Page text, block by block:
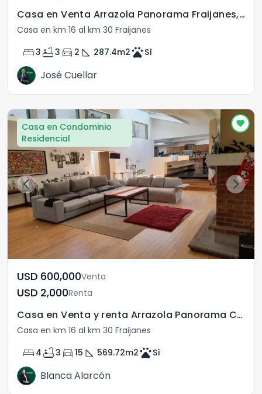
Casa en Venta Arrazola Panorama Fraijanes, Guatemala
Casa en km 16 al km 30 Fraijanes
bed3 bathtub3 directions_car 2 square_foot 287.4m2petsSì
José Cuellar
Casa en Condominio
Residencial
USD	600,000Venta
USD	2,000Renta
Casa en Venta y renta Arrazola Panorama CES sin muebles
Casa en km 16 al km 30 Fraijanes
bed 4 bathtub3 directions_car 15 square_foot 569.72m2petsSì
Blanca Alarcón